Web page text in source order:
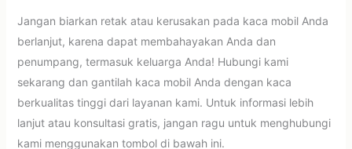
Jangan biarkan retak atau kerusakan pada kaca mobil Anda
berlanjut, karena dapat membahayakan Anda dan
penumpang, termasuk keluarga Anda! Hubungi kami
sekarang dan gantilah kaca mobil Anda dengan kaca
berkualitas tinggi dari layanan kami. Untuk informasi lebih
lanjut atau konsultasi gratis, jangan ragu untuk menghubungi
kami menggunakan tombol di bawah ini.